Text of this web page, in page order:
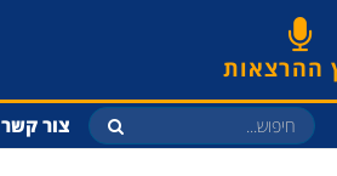
ההרצאות
צור קשר